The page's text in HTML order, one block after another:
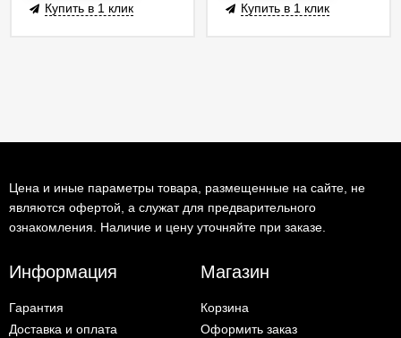
Купить в 1 клик Купить в 1 клик
Цена и иные параметры товара, размещенные на сайте, не
являются офертой, а служат для предварительного
ознакомления. Наличие и цену уточняйте при заказе.
Информация
Гарантия
Доставка и оплата
Магазин
Корзина
Оформить заказ